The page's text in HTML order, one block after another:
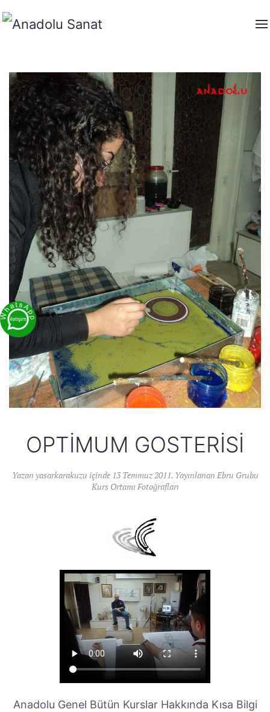
OPTIMUM GOSTERISI
Yazan yasarkarakuzu içinde 13 Temmuz 2011. Yayınlanan Ebru Grubu
Kurs Ortamı Fotoğrafları
Anadolu Genel Bütün Kurslar Hakkında Kısa Bilgi